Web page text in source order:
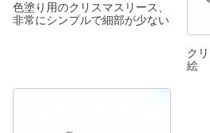
色塗り用のクリスマスリース、
非常にシンプルで細部が少ない
ク
絵